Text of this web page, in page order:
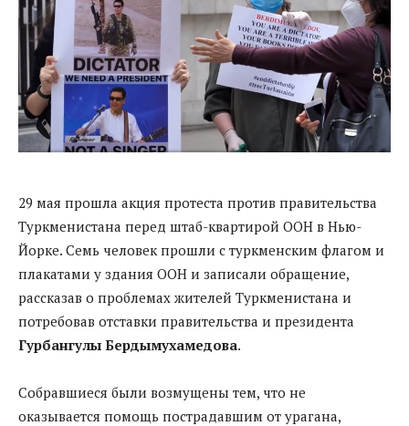
29 мая прошла акция протеста против правительства
Туркменистана перед штаб-квартирой ООН в Нью-
Йорке. Семь человек прошли с туркменским флагом и
плакатами у здания ООН и записали обращение,
рассказав о проблемах жителей Туркменистана и
потребовав отставки правительства и президента
Гурбангулы Бердымухамедова.
Собравшиеся были возмущены тем, что не
оказывается помощь пострадавшим от урагана,